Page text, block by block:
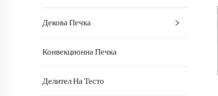
Декова Печка
Конвекционна Печка
Делител На Тесто